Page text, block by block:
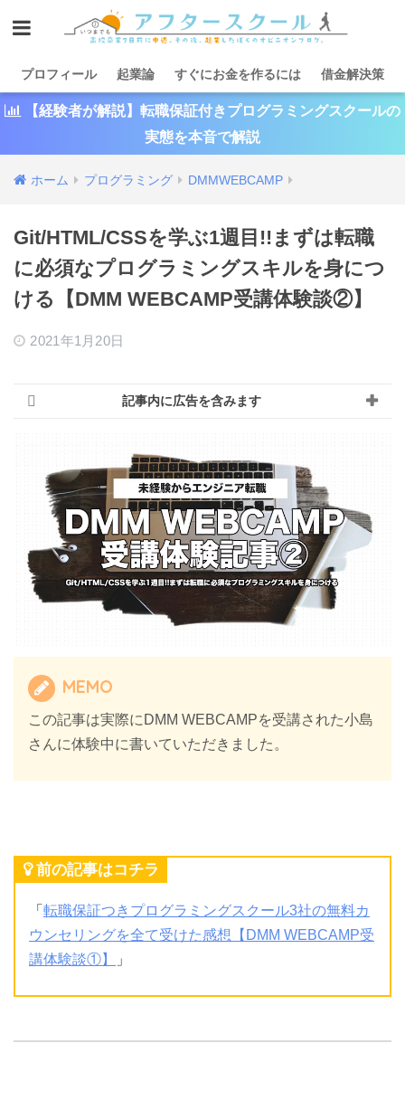
プロフィール 起業論 すぐにお金を作るには 借金解決策
【経験者が解説】転職保証付きプログラミングスクールの
実態を本音で解説
ホーム プログラミング DMMWEBCAMP
Git/HTML/CSSを学ぶ1週目!!まずは転職
に必須なプログラミングスキルを身につ
ける【DMM WEBCAMP受講体験談②】
2021年1月20日
記事内に広告を含みます
MEMO
この記事は実際にDMM WEBCAMPを受講された小島
さんに体験中に書いていただきました。
前の記事はコチラ
「 転職保証つきプログラミングスクール3社の無料カ
ウンセリングを全て受けた感想【DMM WEBCAMP受
講体験談①】
」